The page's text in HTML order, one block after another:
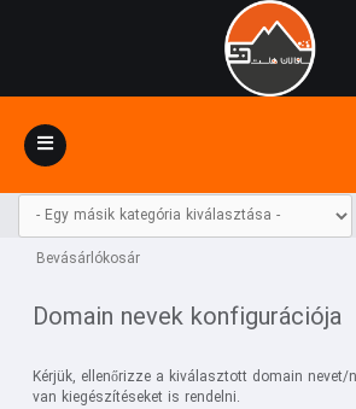
Váltás
a
navigációra
Bevásárlókosár
Domain nevek konfigurációja
Kérjük, ellenőrizze a kiválasztott domain nevet/
van kiegészítéseket is rendelni.